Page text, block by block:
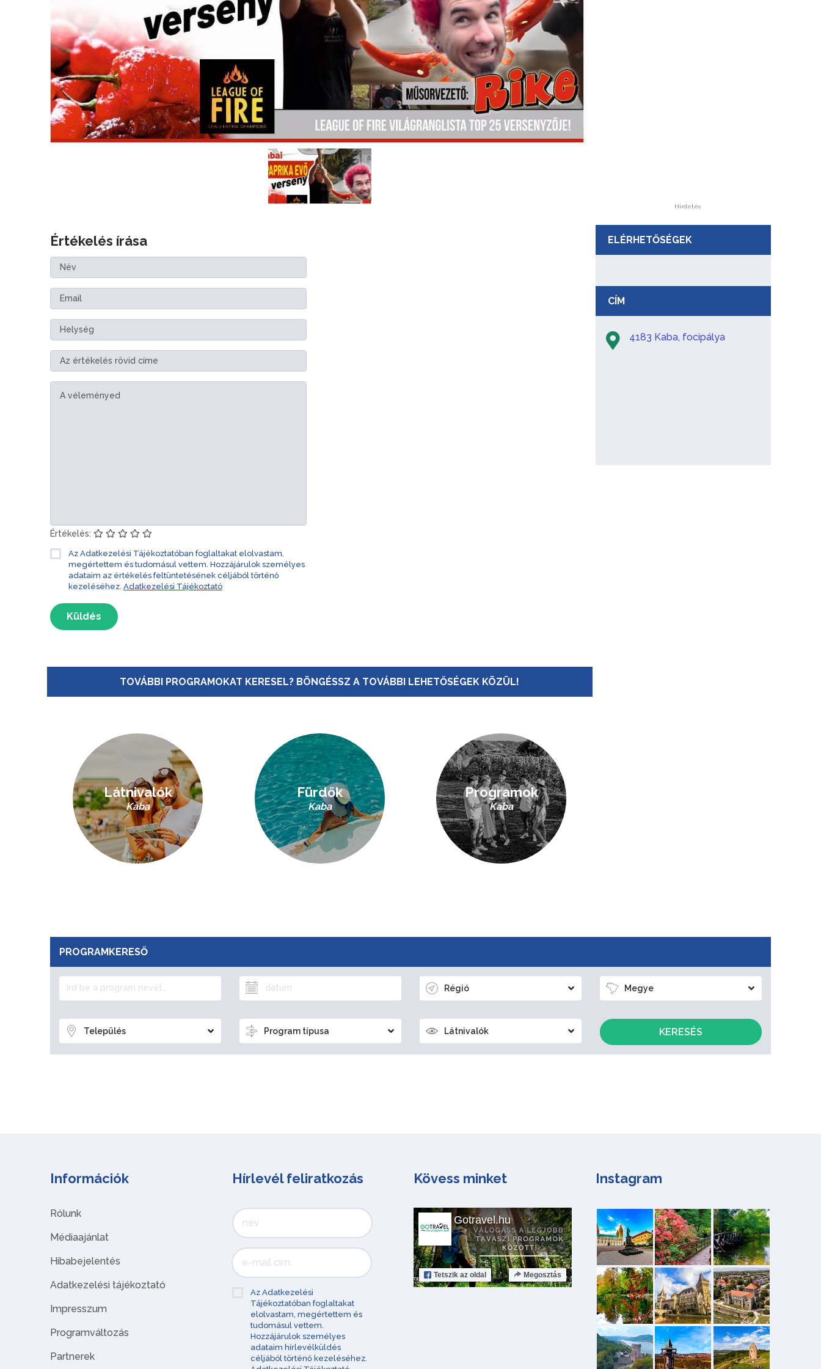
Értékelés írása
Értékelés:
Az Adatkezelési Tájékoztatóban foglaltakat elolvastam,
megértettem és tudomásul vettem. Hozzájárulok személyes
adataim az értékelés feltüntetésének céljából történő
kezeléséhez. Adatkezelési Tájékoztató
Küldés
TOVÁBBI PROGRAMOKAT KERESEL? BÖNGÉSSZ A TOVÁBBI LEHETŐSÉGEK KÖZÜL!
Látnivalók
Kaba
Fürdők
Kaba
Programok
Kaba
Hirdetés
ELÉRHETŐSÉGEK
CÍM
4183 Kaba, focipálya
PROGRAMKERESŐ
Régió Megye
Település Program típusa Látnivalók KERESÉS
Információk
Rólunk
Médiaajánlat
Hibabejelentés
Adatkezelési tájékoztató
Impresszum
Programváltozás
Partnerek
Hírlevél feliratkozás
Az Adatkezelési
Tájékoztatóban foglaltakat
elolvastam, megértettem és
tudomásul vettem.
Hozzájárulok személyes
adataim hírlevélküldés
céljából történő kezeléséhez.
Kövess minket
Gotravel.hu
Tetszik az oldal Megosztás
Instagram